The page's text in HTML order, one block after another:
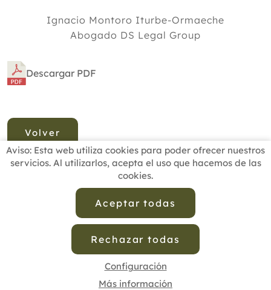
Ignacio Montoro Iturbe-Ormaeche
Abogado DS Legal Group
Descargar PDF
Volver
Aviso: Esta web utiliza cookies para poder ofrecer nuestros
servicios. Al utilizarlos, acepta el uso que hacemos de las
cookies.
Aceptar todas
Rechazar todas
Configuración
Más información
BUSCADOR PROFESIONALES
ESCUELAS RECOMENDADAS
CONTACTO
Política de Privacidad de Datos
Política de Calidad
Política de Cookies
Configuración de Cookies
© 2025 - Diseño y programación por